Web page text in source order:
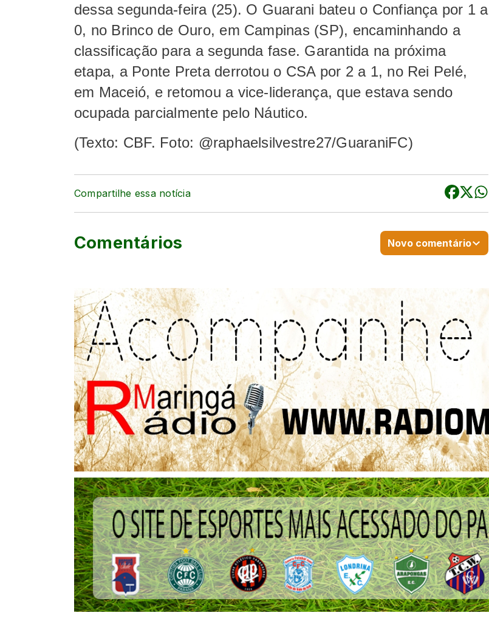
dessa segunda-feira (25). O Guarani bateu o Confiança por 1 a
0, no Brinco de Ouro, em Campinas (SP), encaminhando a
classificação para a segunda fase. Garantida na próxima
etapa, a Ponte Preta derrotou o CSA por 2 a 1, no Rei Pelé,
em Maceió, e retomou a vice-liderança, que estava sendo
ocupada parcialmente pelo Náutico.
(Texto: CBF. Foto: @raphaelsilvestre27/GuaraniFC)
Compartilhe essa notícia
Comentários Novo comentário